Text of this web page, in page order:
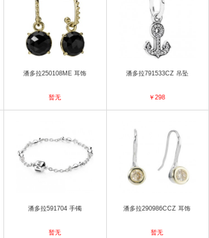
潘多拉250108ME 耳饰
暂无
潘多拉791533CZ 吊坠
￥298
潘多拉591704 手镯
暂无
潘多拉290986CCZ 耳饰
暂无